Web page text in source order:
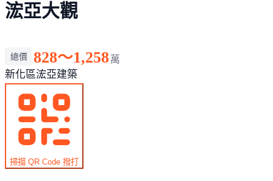
浤亞大觀
總價 828～1,258萬
新化區浤亞建築
掃描 QR Code 撥打